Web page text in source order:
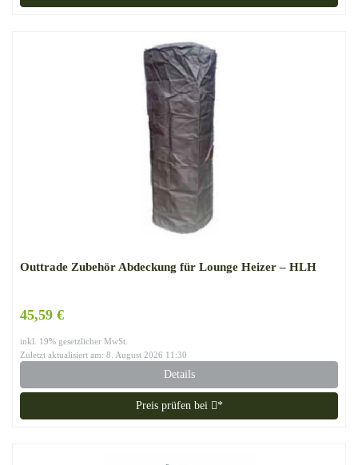
Outtrade Zubehör Abdeckung für Lounge Heizer – HLH
45,59 €
inkl. 19% gesetzlicher MwSt.
Zuletzt aktualisiert am: 8. August 2026 11:30
Details
Preis prüfen bei *